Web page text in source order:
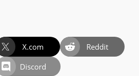
X.com
Reddit
Discord